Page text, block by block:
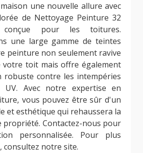
une nouvelle allure avec
de Nettoyage Peinture 32
conçue pour les toitures.
une large gamme de teintes
peinture non seulement ravive
votre toit mais offre également
robuste contre les intempéries
Avec notre expertise en
vous pouvez être sûr d'un
et esthétique qui rehaussera la
propriété. Contactez-nous pour
personnalisée. Pour plus
notre site.